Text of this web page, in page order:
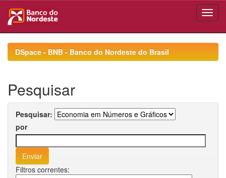
navigationDSpace - BNB - Banco do Nordeste do Brasil
Pesquisar
Pesquisar:
por
Filtros correntes: